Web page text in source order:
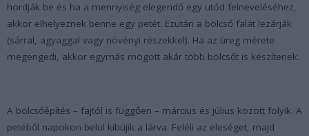
hordják be és ha a mennyiség elegendő egy utód felneveléséhez,
akkor elhelyeznek benne egy petét. Ezután a bölcső falát lezárják
(sárral, agyaggal vagy növényi részekkel). Ha az üreg mérete
megengedi, akkor egymás mögött akár több bölcsőt is készítenek.
A bölcsőépítés – fajtól is függően – március és július között folyik. A
petéből napokon belül kibújik a lárva. Feléli az eleséget, majd